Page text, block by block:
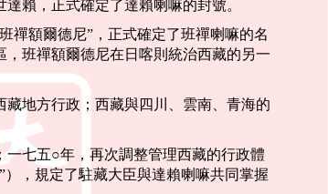
賴，正式確定了達賴喇嘛的封號。
禪額爾德尼”，正式確定了班禪喇嘛的名
班禪額爾德尼在日喀則統治西藏的另一
地方行政；西藏與四川、雲南、青海的
七五○年，再次調整管理西藏的行政體
，規定了駐藏大臣與達賴喇嘛共同掌握